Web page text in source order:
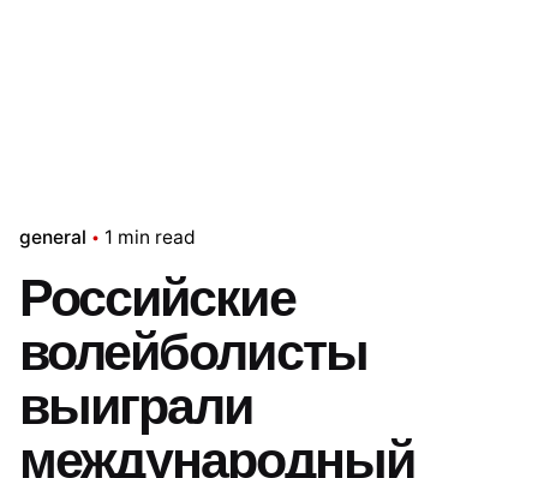
general 1 min read
Российские
волейболисты
выиграли
международный